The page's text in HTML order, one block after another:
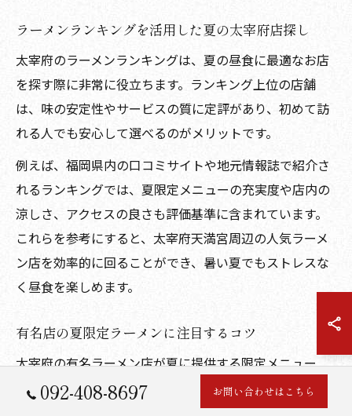
ラーメンランキングを活用した夏の太宰府店探し
太宰府のラーメンランキングは、夏の昼食に最適なお店
を探す際に非常に役立ちます。ランキング上位の店舗
は、味の安定性やサービスの質に定評があり、初めて訪
れる人でも安心して選べるのがメリットです。
例えば、福岡県内の口コミサイトや地元情報誌で紹介さ
れるランキングでは、夏限定メニューの充実度や店内の
涼しさ、アクセスの良さも評価基準に含まれています。
これらを参考にすると、太宰府天満宮周辺の人気ラーメ
ン店を効率的に回ることができ、暑い夏でもストレスな
く昼食を楽しめます。
有名店の夏限定ラーメンに注目するコツ
太宰府の有名ラーメン店が夏に提供する限定メニュー
は、季節感を活かした味わいと見た目の工夫が魅力で
す。注目するポイントは、使用する食材の新鮮さや、冷
092-408-8697 お問い合わせはこちら